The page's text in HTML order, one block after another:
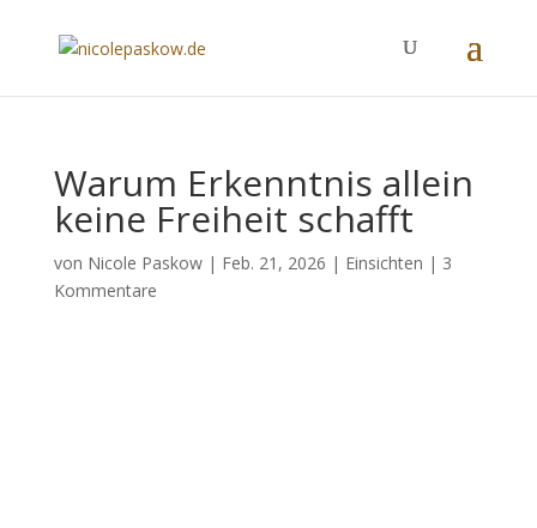
Warum Erkenntnis allein
keine Freiheit schafft
von Nicole Paskow| Feb. 21, 2026 | Einsichten | 3
Kommentare